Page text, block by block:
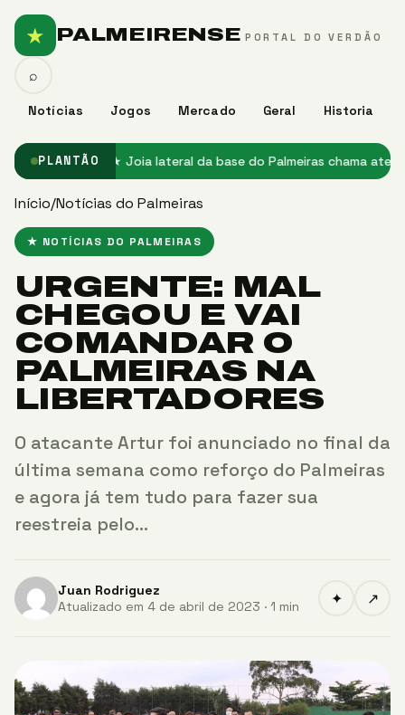
★ PALMEIRENSE PORTAL DO VERDÃO
Notícias Jogos Mercado Geral Historia
⌕
PLANTÃO
Palmeiras★ Joia lateral da base do Palmeiras chama atenção
Início/Notícias do Palmeiras
★ NOTÍCIAS DO PALMEIRAS
URGENTE: MAL
CHEGOU E VAI
COMANDAR O
PALMEIRAS NA
LIBERTADORES
O atacante Artur foi anunciado no final da
última semana como reforço do Palmeiras
e agora já tem tudo para fazer sua
reestreia pelo…
Juan Rodriguez
Atualizado em 4 de abril de 2023 · 1 min
✦ ↗